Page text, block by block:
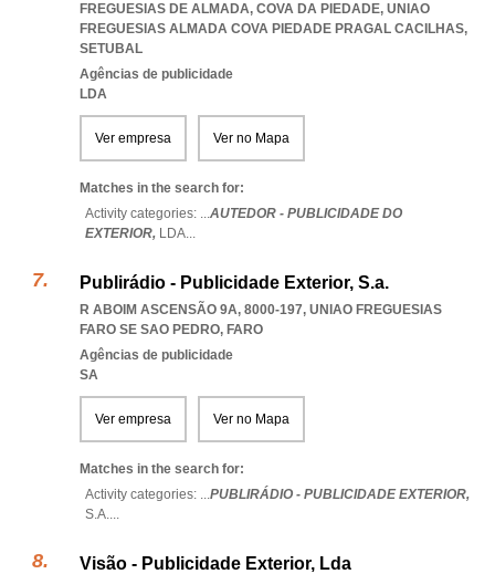
FREGUESIAS DE ALMADA, COVA DA PIEDADE, UNIAO
FREGUESIAS ALMADA COVA PIEDADE PRAGAL CACILHAS,
SETUBAL
Agências de publicidade
LDA
Ver empresa Ver no Mapa
Matches in the search for:
Activity categories: ...AUTEDOR - PUBLICIDADE DO
EXTERIOR, LDA...
Publirádio - Publicidade Exterior, S.a.
R ABOIM ASCENSÃO 9A, 8000-197, UNIAO FREGUESIAS
FARO SE SAO PEDRO, FARO
Agências de publicidade
SA
Ver empresa Ver no Mapa
Matches in the search for:
Activity categories: ...PUBLIRÁDIO - PUBLICIDADE EXTERIOR,
S.A....
Visão - Publicidade Exterior, Lda